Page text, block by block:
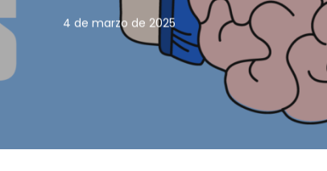
4 de marzo de 2025